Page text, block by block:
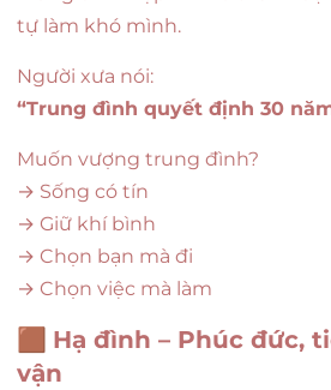
tự làm khó mình.
Người xưa nói:
“Trung đình quyết định 30
Muốn vượng trung đình?
→ Sống có tín
→ Giữ khí bình
→ Chọn bạn mà đi
→ Chọn việc mà làm
🟫 Hạ đình – Phúc đức,
vận